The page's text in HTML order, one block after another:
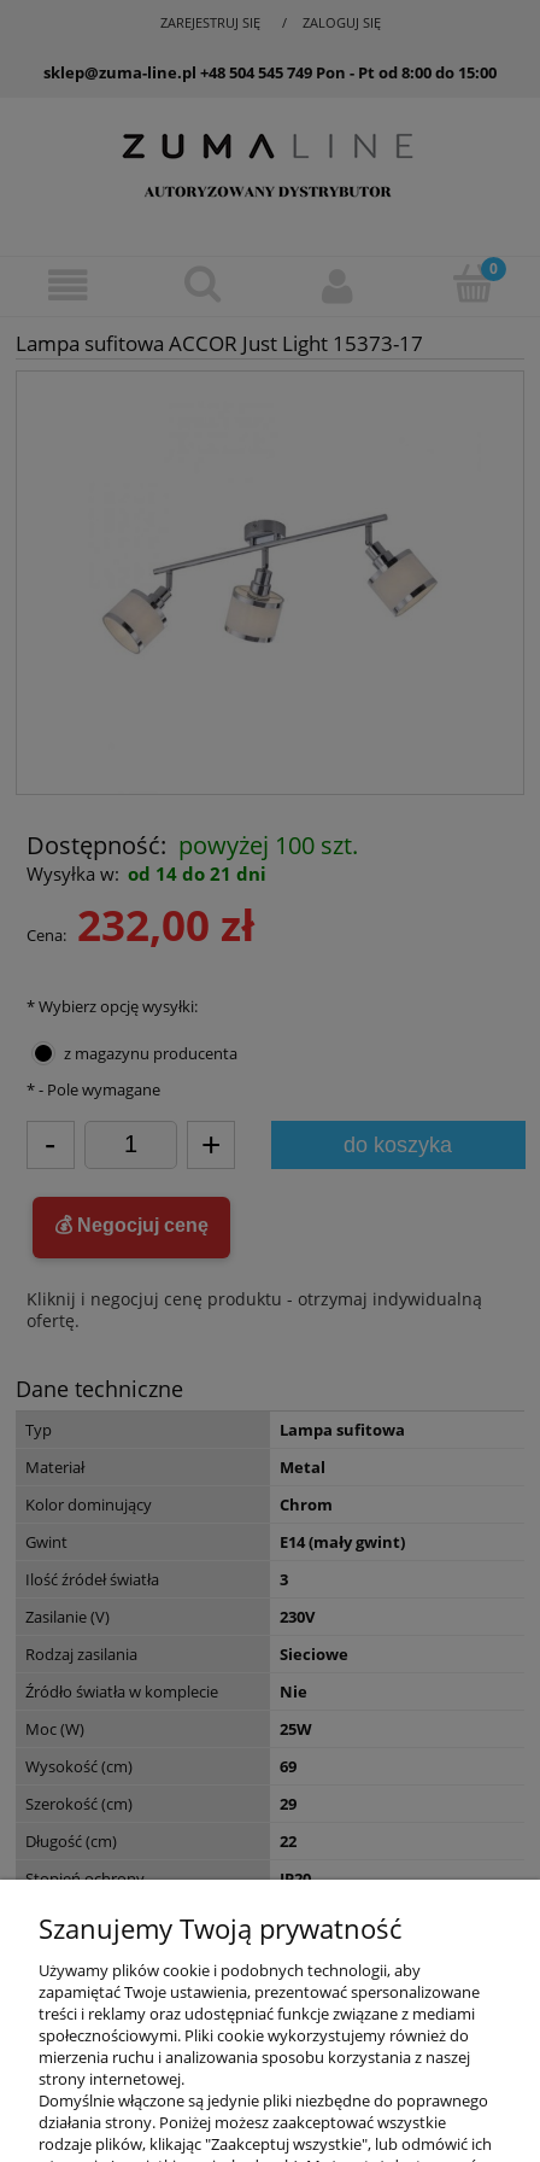
ZAREJESTRUJ SIĘ ZALOGUJ SIĘ
sklep@zuma-line.pl +48 504 545 749 Pon - Pt od 8:00 do 15:00
Lampa sufitowa ACCOR Just Light 15373-17
Dostępność: powyżej 100 szt.
Wysyłka w: od 14 do 21 dni
Cena: 232,00 zł
*Wybierz opcję wysyłki:
z magazynu producenta
- + do koszyka
*- Pole wymagane
💰 Negocjuj cenę
Kliknij i negocjuj cenę produktu - otrzymaj indywidualną
ofertę.
Dane techniczne
Typ
Lampa sufitowa
Materiał
Metal
Kolor dominujący
Chrom
Gwint
E14 (mały gwint)
Ilość źródeł światła
3
Zasilanie (V)
230V
Rodzaj zasilania
Sieciowe
Źródło światła w komplecie
Nie
Moc (W)
25W
Wysokość (cm)
69
Szerokość (cm)
29
Długość (cm)
22
Stopień ochrony
IP20
Seria
KONTAKT
DODATKOWE
Szanujemy Twoją prywatność
Używamy plików cookie i podobnych technologii, aby
zapamiętać Twoje ustawienia, prezentować spersonalizowane
treści i reklamy oraz udostępniać funkcje związane z mediami
społecznościowymi. Pliki cookie wykorzystujemy również do
mierzenia ruchu i analizowania sposobu korzystania z naszej
strony internetowej.
Domyślnie włączone są jedynie pliki niezbędne do poprawnego
działania strony. Poniżej możesz zaakceptować wszystkie
rodzaje plików, klikając "Zaakceptuj wszystkie", lub odmówić ich